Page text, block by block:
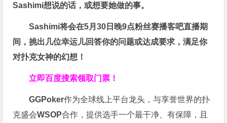
Sashimi想说的话，或想要她做的事。
Sashimi将会在5月30日晚9点粉丝赛播客吧直播期
间，挑出几位幸运儿回答你的问题或达成要求，满足你
对扑克女神的幻想 ！
立即百度搜索领取门票！
GGPoker作为全球线上平台龙头，与享誉世界的扑
克盛会WSOP合作，提供选手一个最干净、有保障，且